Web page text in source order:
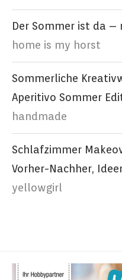
Der Sommer ist da –
home is my horst
Sommerliche
Aperitivo Sommer
handmade
Schlafzimmer
Vorher-Nachher,
yellowgirl